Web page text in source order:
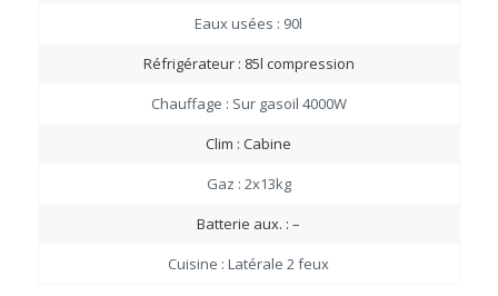
Eaux usées : 90l
Réfrigérateur : 85l compression
Chauffage : Sur gasoil 4000W
Clim : Cabine
Gaz : 2x13kg
Batterie aux. : –
Cuisine : Latérale 2 feux